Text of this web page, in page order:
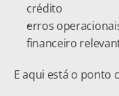
crédito
erros
financeiro
E aqui está o ponto